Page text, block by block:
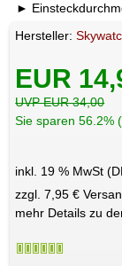
Hersteller:
EUR
UVP EUR 34,00
Sie sparen 56.2%
inkl. 19 % MwSt
zzgl. 7,95 €
mehr Details zu